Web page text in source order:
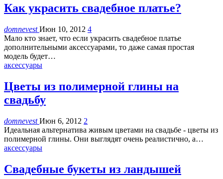
Как украсить свадебное платье?
domnevestИюн 10, 2012 4
Мало кто знает, что если украсить свадебное платье
дополнительными аксессуарами, то даже самая простая
модель будет…
аксессуары
Цветы из полимерной глины на
свадьбу
domnevestИюн 6, 2012 2
Идеальная альтернатива живым цветами на свадьбе - цветы из
полимерной глины. Они выглядят очень реалистично, а…
аксессуары
Свадебные букеты из ландышей